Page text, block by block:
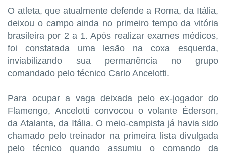
O atleta, que atualmente defende a Roma, da Itália,
deixou o campo ainda no primeiro tempo da vitória
brasileira por 2 a 1. Após realizar exames médicos,
foi constatada uma lesão na coxa esquerda,
inviabilizando sua permanência no grupo
comandado pelo técnico Carlo Ancelotti.
Para ocupar a vaga deixada pelo ex-jogador do
Flamengo, Ancelotti convocou o volante Éderson,
da Atalanta, da Itália. O meio-campista já havia sido
chamado pelo treinador na primeira lista divulgada
pelo técnico quando assumiu o comando da